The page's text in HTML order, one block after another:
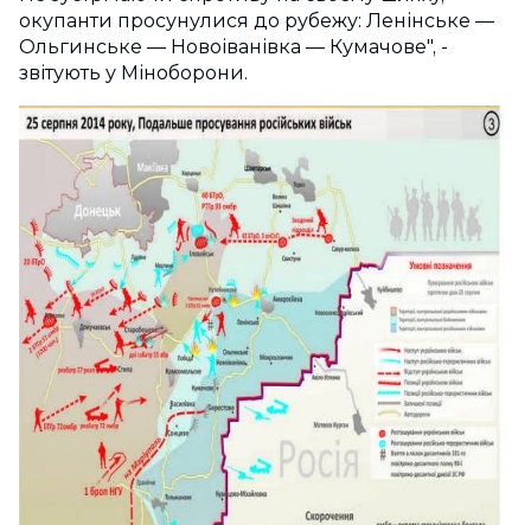
окупанти просунулися до рубежу: Ленінське —
Ольгинське — Новоіванівка — Кумачове", -
звітують у Міноборони.